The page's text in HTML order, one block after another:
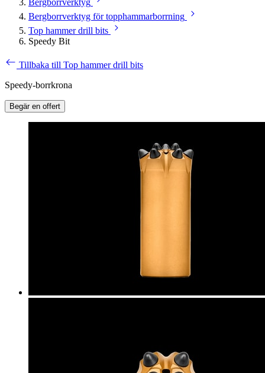
Bergborrverktyg för topphammarborrning
Top hammer drill bits
Speedy Bit
Tillbaka till Top hammer drill bits
Speedy-borrkrona
Begär en offert